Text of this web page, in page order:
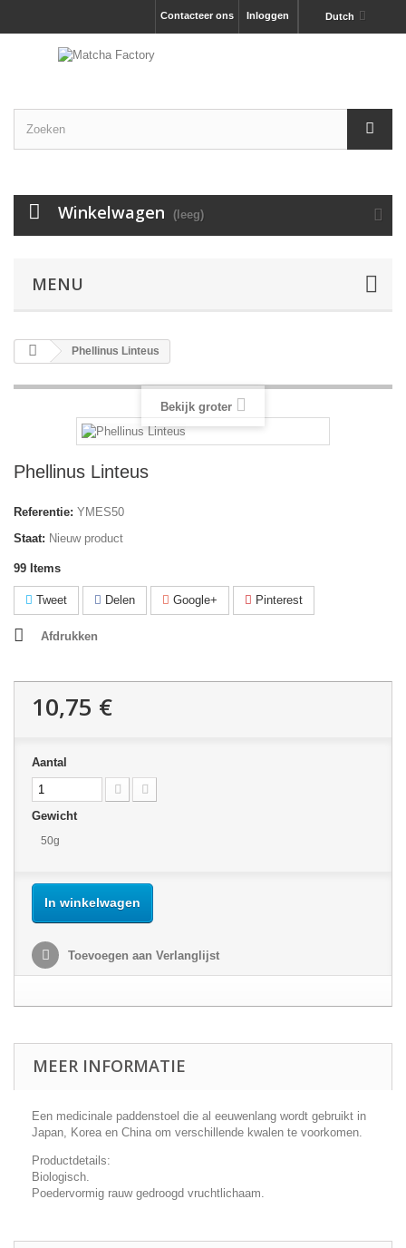
Dutch
Inloggen
Contacteer ons
Winkelwagen (leeg)
MENU
Phellinus Linteus
Bekijk groter
Phellinus Linteus
Referentie: YMES50
Staat: Nieuw product
99 Items
Tweet Delen Google+ Pinterest
Afdrukken
10,75 €
Aantal
Gewicht
50g
In winkelwagen
Toevoegen aan Verlanglijst
MEER INFORMATIE
Een medicinale paddenstoel die al eeuwenlang wordt gebruikt in
Japan, Korea en China om verschillende kwalen te voorkomen.
Productdetails:
Biologisch.
Poedervormig rauw gedroogd vruchtlichaam.